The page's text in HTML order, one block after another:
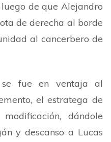
de que Alejandro
de derecha al borde
al cancerbero de
fue en ventaja al
el estratega de
dándole
y descanso a Lucas